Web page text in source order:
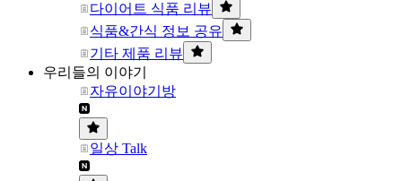
다이어트 식품 리뷰
식품&간식 정보 공유
기타 제품 리뷰
우리들의 이야기
자유이야기방
일상 Talk